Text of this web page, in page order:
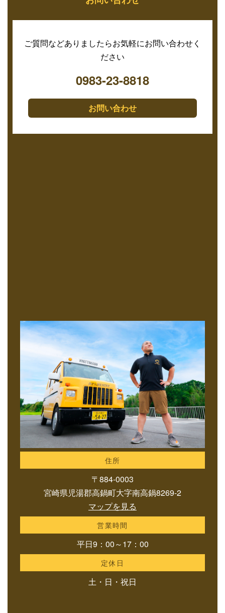
ご質問などありましたらお気軽にお問い合わせく
ださい
0983-23-8818
お問い合わせ
住所
〒884-0003
宮崎県児湯郡高鍋町大字南高鍋8269-2
マップを見る
営業時間
平日9：00～17：00
定休日
土・日・祝日